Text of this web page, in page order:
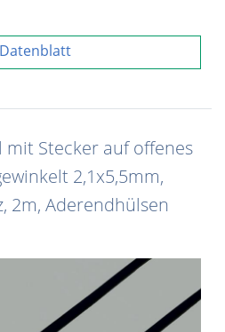
Datenblatt
mit Stecker auf offenes
2,1x5,5mm,
2m, Aderendhülsen